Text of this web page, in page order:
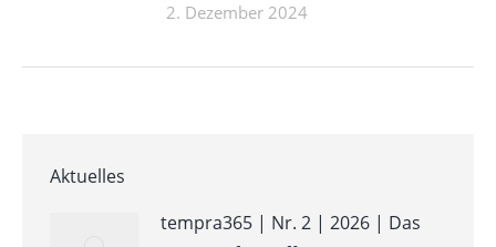
2. Dezember 2024
Aktuelles
tempra365 | Nr. 2 | 2026 | Das